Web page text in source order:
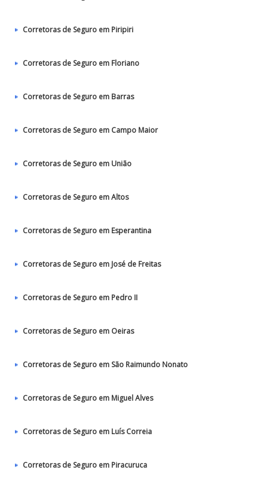
Corretoras de Seguro em Piripiri
Corretoras de Seguro em Floriano
Corretoras de Seguro em Barras
Corretoras de Seguro em Campo Maior
Corretoras de Seguro em União
Corretoras de Seguro em Altos
Corretoras de Seguro em Esperantina
Corretoras de Seguro em José de Freitas
Corretoras de Seguro em Pedro II
Corretoras de Seguro em Oeiras
Corretoras de Seguro em São Raimundo Nonato
Corretoras de Seguro em Miguel Alves
Corretoras de Seguro em Luís Correia
Corretoras de Seguro em Piracuruca